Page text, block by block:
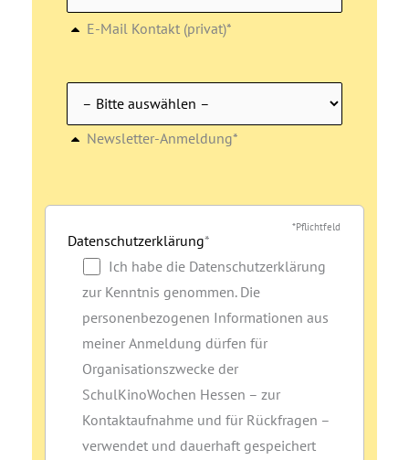
E-Mail Kontakt (privat)*
Newsletter-Anmeldung*
*Pflichtfeld
Datenschutzerklärung*
Ich habe die Datenschutzerklärung
zur Kenntnis genommen. Die
personenbezogenen Informationen aus
meiner Anmeldung dürfen für
Organisationszwecke der
SchulKinoWochen Hessen – zur
Kontaktaufnahme und für Rückfragen –
verwendet und dauerhaft gespeichert